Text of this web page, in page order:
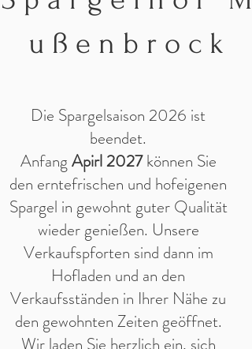
u ß e n b r o c k
Die Spargelsaison 2026 ist
beendet.
Anfang Apirl 2027können Sie
den erntefrischen und hofeigenen
Spargel in gewohnt guter Qualität
wieder genießen. Unsere
Verkaufspforten sind dann im
Hofladen und an den
Verkaufsständen in Ihrer Nähe zu
den gewohnten Zeiten geöffnet.
Wir laden Sie herzlich ein, sich